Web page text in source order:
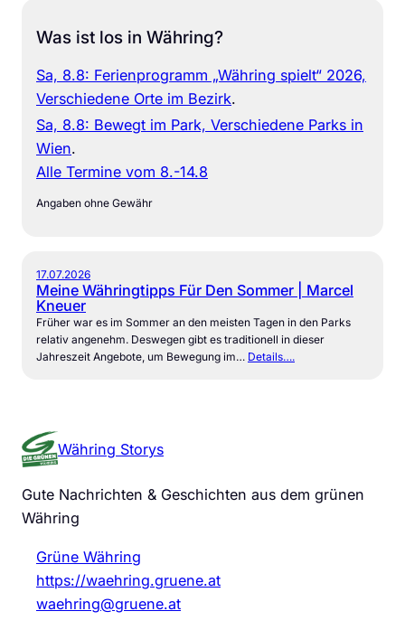
Was ist los in Währing?
Sa, 8.8: Ferienprogramm „Währing spielt“ 2026,
Verschiedene Orte im Bezirk.
Sa, 8.8: Bewegt im Park, Verschiedene Parks in
Wien.
Alle Termine vom 8.-14.8
Angaben ohne Gewähr
17.07.2026
Meine Währingtipps Für Den Sommer | Marcel
Kneuer
Früher war es im Sommer an den meisten Tagen in den Parks
relativ angenehm. Deswegen gibt es traditionell in dieser
Jahreszeit Angebote, um Bewegung im… Details….
Währing Storys
Gute Nachrichten & Geschichten aus dem grünen
Währing
Grüne Währing
https://waehring.gruene.at
waehring@gruene.at